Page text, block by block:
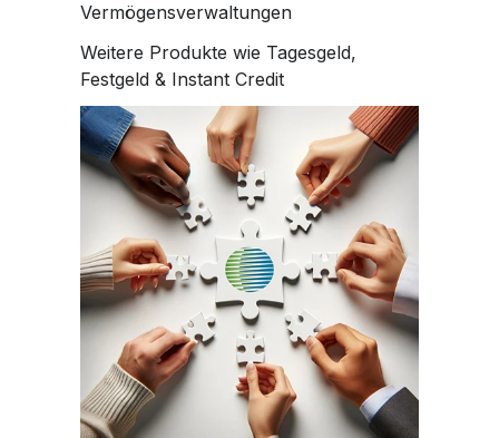
Vermögensverwaltungen
Weitere Produkte wie Tagesgeld,
Festgeld & Instant Credit